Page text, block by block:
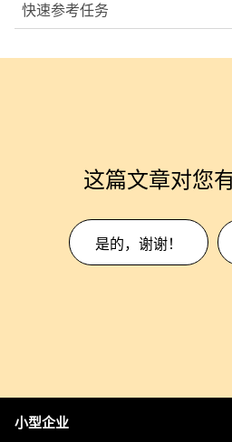
快速参考任务
这篇文章对您
是的，谢谢！
小型企业